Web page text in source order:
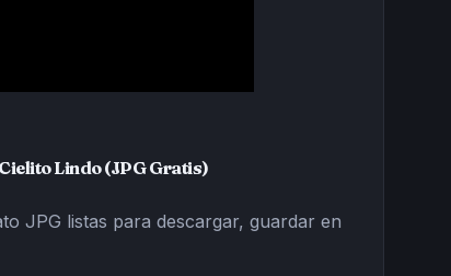
Lindo (JPG Gratis)
JPG listas para descargar, guardar en